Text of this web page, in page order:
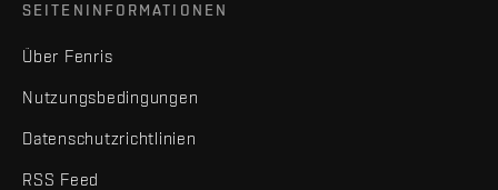
SEITENINFORMATIONEN
Über Fenris
Nutzungsbedingungen
Datenschutzrichtlinien
RSS Feed